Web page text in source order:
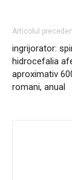
Articolul
ingrijorator:
hidrocefalia
aproximativ
romani, anual